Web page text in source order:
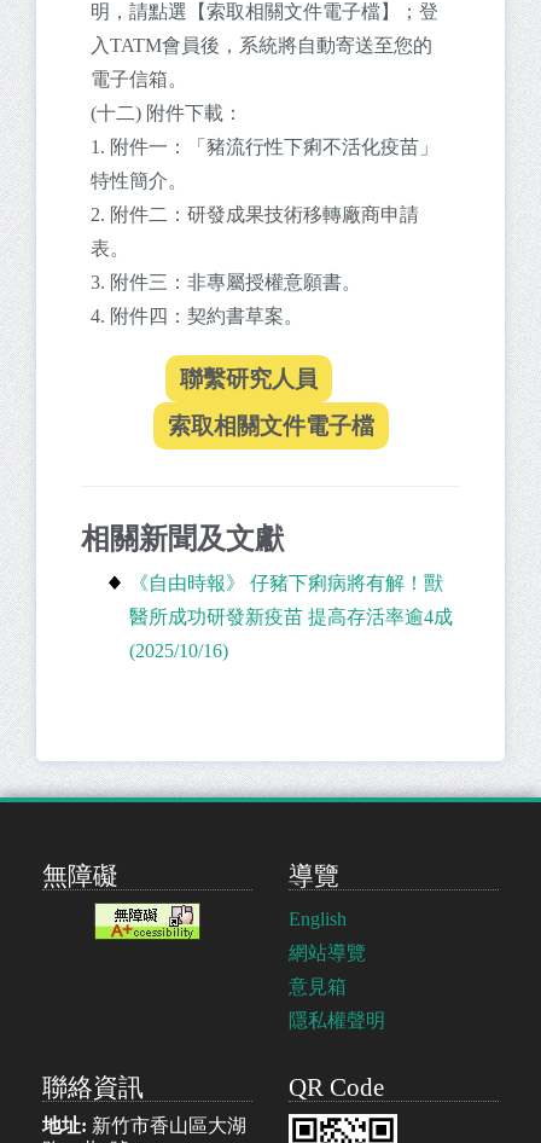
明，請點選【索取相關文件電子檔】；登
入TATM會員後，系統將自動寄送至您的
電子信箱。
(十二) 附件下載：
1. 附件一：「豬流行性下痢不活化疫苗」
特性簡介。
2. 附件二：研發成果技術移轉廠商申請
表。
3. 附件三：非專屬授權意願書。
4. 附件四：契約書草案。
相關新聞及文獻
《自由時報》 仔豬下痢病將有解！獸
醫所成功研發新疫苗 提高存活率逾4成
(2025/10/16)
無障礙 導覽
English
網站導覽
意見箱
隱私權聲明
聯絡資訊
地址: 新竹市香山區大湖
QR Code